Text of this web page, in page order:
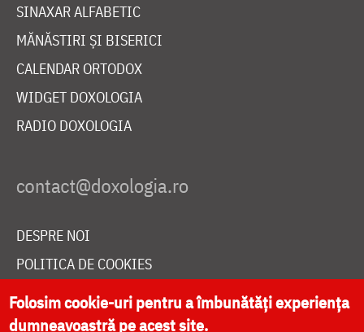
SINAXAR ALFABETIC
MĂNĂSTIRI ȘI BISERICI
CALENDAR ORTODOX
WIDGET DOXOLOGIA
RADIO DOXOLOGIA
DESPRE NOI
POLITICA DE COOKIES
DONEAZĂ ONLINE PENTRU CATEDRALA NAȚIONALĂ
Folosim cookie-uri pentru a îmbunătăți experiența
dumneavoastră pe acest site.